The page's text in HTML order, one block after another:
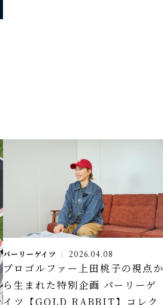
パーリーゲイツ 2026.04.08
プロゴルファー上田桃子の視点か
ら生まれた特別企画 パーリーゲ
イツ【GOLD RABBIT】コレク